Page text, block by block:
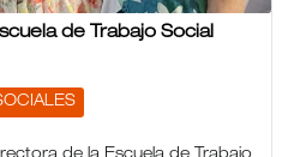
de Trabajo Social